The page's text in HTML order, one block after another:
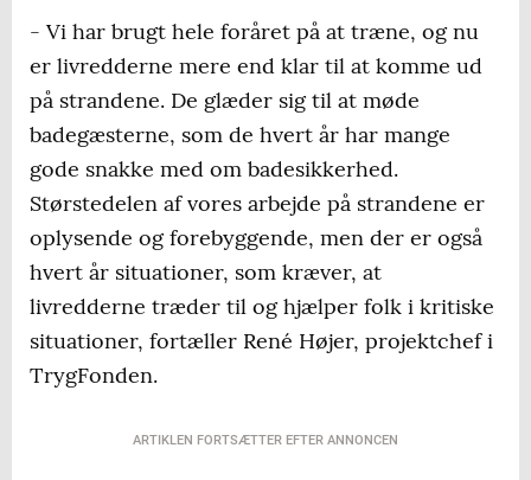
- Vi har brugt hele foråret på at træne, og nu
er livredderne mere end klar til at komme ud
på strandene. De glæder sig til at møde
badegæsterne, som de hvert år har mange
gode snakke med om badesikkerhed.
Størstedelen af vores arbejde på strandene er
oplysende og forebyggende, men der er også
hvert år situationer, som kræver, at
livredderne træder til og hjælper folk i kritiske
situationer, fortæller René Højer, projektchef i
TrygFonden.
ARTIKLEN FORTSÆTTER EFTER ANNONCEN